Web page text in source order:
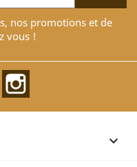
nos promotions et de
vous !
Twitter
